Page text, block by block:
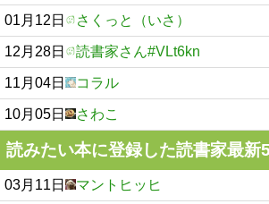
01月12日 さくっと（いさ）
12月28日 読書家さん#VLt6kn
11月04日 コラル
10月05日 さわこ
読みたい本に登録した読書家最新
03月11日 マントヒッヒ